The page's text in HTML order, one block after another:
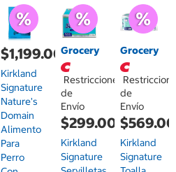
$1,199.00
Kirkland
Signature
Nature's
Domain
Alimento
Para
Perro
Grocery
Restricciones
de
Envío
$299.00
Kirkland
Signature
Grocery
de
Envío
$569.00
Kirkland
Signature